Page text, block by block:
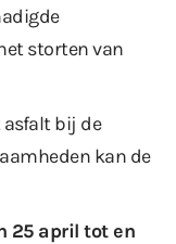
storten van
asfalt bij de
kan de
25 april tot en